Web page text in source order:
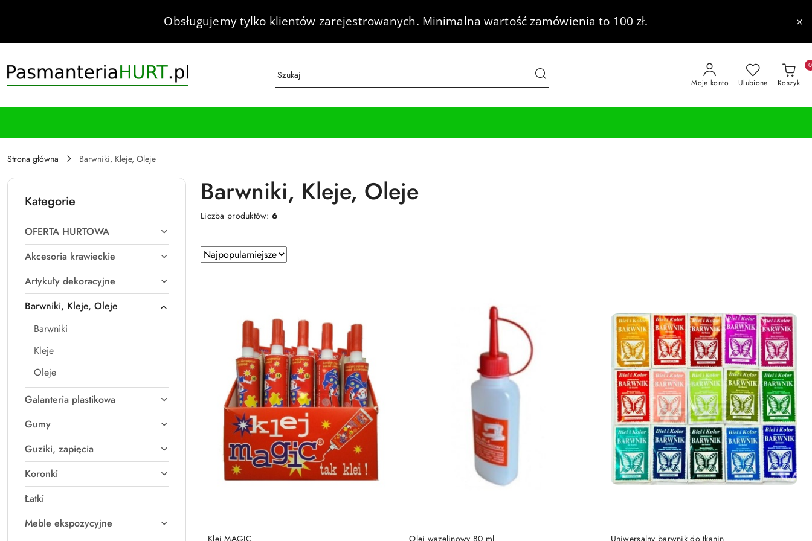
Obsługujemy tylko klientów zarejestrowanych. Minimalna wartość zamówienia to 100 zł.
Moje konto Ulubione Koszyk
0
Strona główna Barwniki, Kleje, Oleje
Kategorie
OFERTA HURTOWA
Akcesoria krawieckie
Artykuły dekoracyjne
Barwniki, Kleje, Oleje
Barwniki
Kleje
Oleje
Galanteria plastikowa
Gumy
Guziki, zapięcia
Koronki
Łatki
Meble ekspozycyjne
Barwniki, Kleje, Oleje
Liczba produktów:6
Zastosowano
sortowanie:
Sortuj
według
DO KOSZYKA DO KOSZYKA